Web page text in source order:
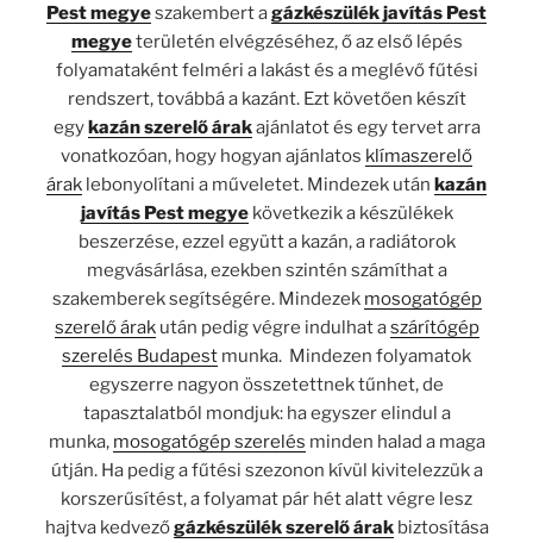
Pest megyeszakembert agázkészülék javítás Pest
megyeterületén elvégzéséhez, ő az első lépés
folyamataként felméri a lakást és a meglévő fűtési
rendszert, továbbá a kazánt. Ezt követően készít
egykazán szerelő árakajánlatot és egy tervet arra
vonatkozóan, hogy hogyan ajánlatos klímaszerelő
árak lebonyolítani a műveletet. Mindezek után kazán
javítás Pest megyekövetkezik a készülékek
beszerzése, ezzel együtt a kazán, a radiátorok
megvásárlása, ezekben szintén számíthat a
szakemberek segítségére. Mindezek mosogatógép
szerelő árakután pedig végre indulhat aszárítógép
szerelés Budapest munka. Mindezen folyamatok
egyszerre nagyon összetettnek tűnhet, de
tapasztalatból mondjuk: ha egyszer elindul a
munka, mosogatógép szerelés minden halad a maga
útján. Ha pedig a fűtési szezonon kívül kivitelezzük a
korszerűsítést, a folyamat pár hét alatt végre lesz
hajtva kedvezőgázkészülék szerelő árakbiztosítása